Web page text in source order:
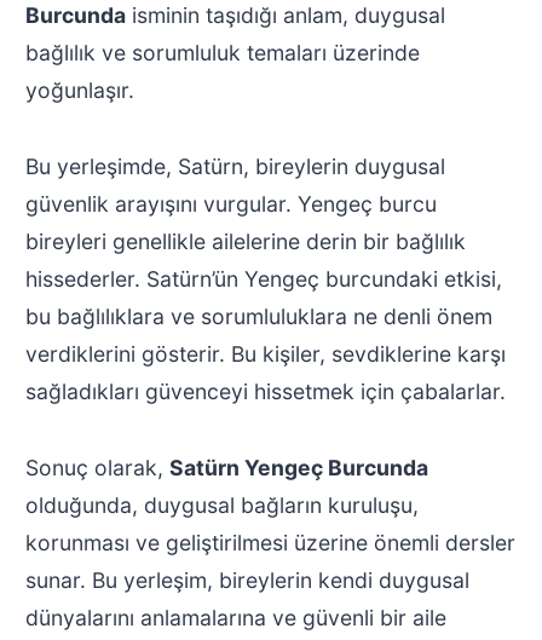
Burcundaisminin taşıdığı anlam, duygusal
bağlılık ve sorumluluk temaları üzerinde
yoğunlaşır.
Bu yerleşimde, Satürn, bireylerin duygusal
güvenlik arayışını vurgular. Yengeç burcu
bireyleri genellikle ailelerine derin bir bağlılık
hissederler. Satürn’ün Yengeç burcundaki etkisi,
bu bağlılıklara ve sorumluluklara ne denli önem
verdiklerini gösterir. Bu kişiler, sevdiklerine karşı
sağladıkları güvenceyi hissetmek için çabalarlar.
Sonuç olarak, Satürn Yengeç Burcunda
olduğunda, duygusal bağların kuruluşu,
korunması ve geliştirilmesi üzerine önemli dersler
sunar. Bu yerleşim, bireylerin kendi duygusal
dünyalarını anlamalarına ve güvenli bir aile